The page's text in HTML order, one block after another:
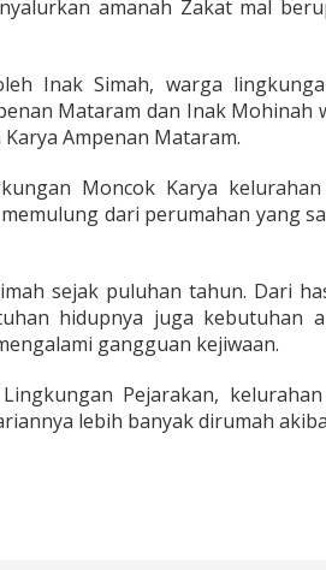
amanah Zakat mal
Inak Simah, warga
Mataram dan Inak Mohinah
Ampenan Mataram.
Moncok Karya
dari perumahan yang
sejak puluhan tahun. Dari
hidupnya juga kebutuhan
gangguan kejiwaan.
Pejarakan,
lebih banyak dirumah